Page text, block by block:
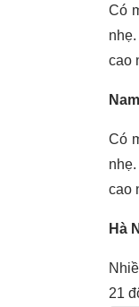
Có
cao
Có
cao
Hà
21